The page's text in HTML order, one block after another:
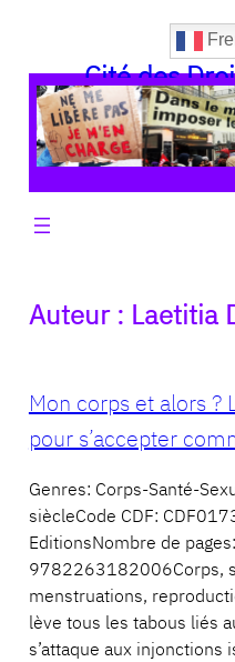
contenu Cité des
Auteur : Laetitia
Mon corps et alors
pour s’accepter
Genres: Corps-Santé-
siècleCode CDF:
EditionsNombre de
9782263182006Corps,
menstruations,
lève tous les tabous liés
s’attaque aux injonctions